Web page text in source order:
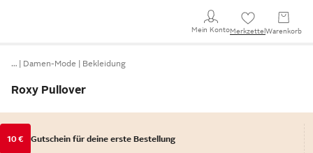
Mein KontoMerkzettel Warenkorb
… Damen-Mode Bekleidung
Roxy Pullover
10 € Gutschein für deine erste Bestellung